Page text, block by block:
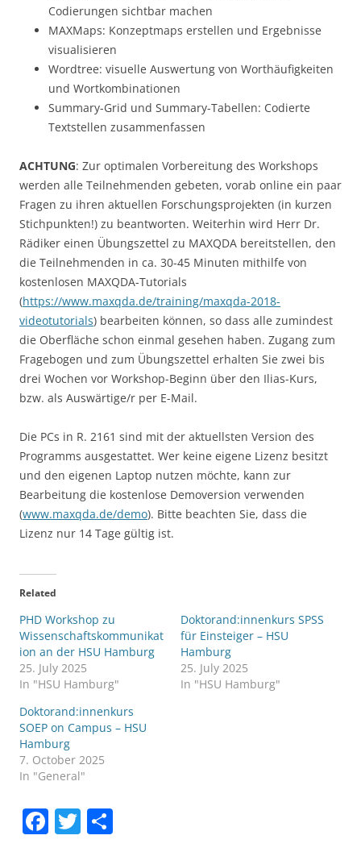
Codierungen sichtbar machen
MAXMaps: Konzeptmaps erstellen und Ergebnisse
visualisieren
Wordtree: visuelle Auswertung von Worthäufigkeiten
und Wortkombinationen
Summary-Grid und Summary-Tabellen: Codierte
Textstellen zusammenfassen
ACHTUNG: Zur optimalen Vorbereitung des Workshops
werden alle Teilnehmenden gebeten, vorab online ein paar
Fragen zu ihren aktuellen Forschungsprojekten (in kurzen
Stichpunkten!) zu beantworten. Weiterhin wird Herr Dr.
Rädiker einen Übungszettel zu MAXQDA bereitstellen, den
die Teilnehmenden in ca. 30-45 Minuten mithilfe von
kostenlosen MAXQDA-Tutorials
(https://www.maxqda.de/training/maxqda-2018-
videotutorials) bearbeiten können, so dass alle zumindest
die Oberfläche schon einmal gesehen haben. Zugang zum
Fragebogen und zum Übungszettel erhalten Sie zwei bis
drei Wochen vor Workshop-Beginn über den Ilias-Kurs,
bzw. als Auswärtige/r per E-Mail.
Die PCs in R. 2161 sind mit der aktuellsten Version des
Programms ausgestattet. Wer keine eigene Lizenz besitzt
und den eigenen Laptop nutzen möchte, kann zur
Bearbeitung die kostenlose Demoversion verwenden
(www.maxqda.de/demo). Bitte beachten Sie, dass die
Lizenz nur 14 Tage gültig ist.
Related
PHD Workshop zu
Wissenschaftskommunikat
ion an der HSU Hamburg
25. July 2025
In "HSU Hamburg"
Doktorand:innenkurs SPSS
für Einsteiger – HSU
Hamburg
25. July 2025
In "HSU Hamburg"
Doktorand:innenkurs
SOEP on Campus – HSU
Hamburg
7. October 2025
In "General"
F T